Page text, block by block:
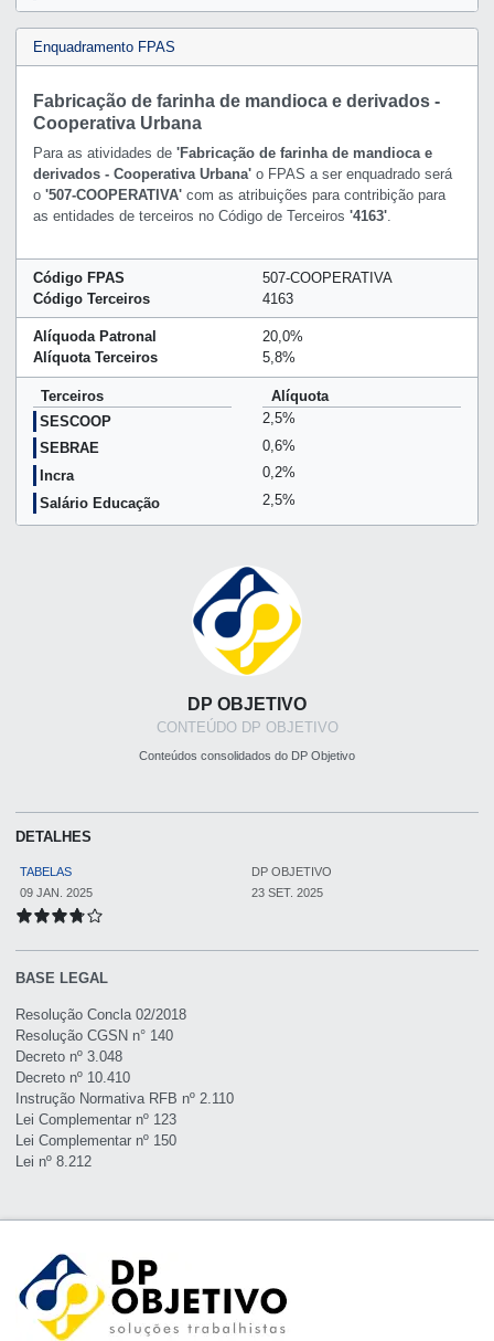
DP OBJETIVO
CONTEÚDO DP OBJETIVO
Conteúdos consolidados do DP Objetivo
BASE LEGAL
Resolução Concla 02/2018
Resolução CGSN n° 140
Decreto nº 3.048
Decreto nº 10.410
Instrução Normativa RFB nº 2.110
Lei Complementar nº 123
Lei Complementar nº 150
Lei nº 8.212
DETALHES
TABELAS
DP OBJETIVO
09 JAN. 2025
23 SET. 2025
Enquadramento FPAS
Fabricação de farinha de mandioca e derivados -
Cooperativa Urbana
Para as atividades de 'Fabricação de farinha de mandioca e
derivados - Cooperativa Urbana'o FPAS a ser enquadrado será
o '507-COOPERATIVA'com as atribuições para contribição para
as entidades de terceiros no Código de Terceiros '4163'.
Código FPAS
507-COOPERATIVA
Código Terceiros
4163
Alíquoda Patronal
20,0%
Alíquota Terceiros
5,8%
Terceiros
Alíquota
SESCOOP
2,5%
SEBRAE
0,6%
Incra
0,2%
Salário Educação
2,5%